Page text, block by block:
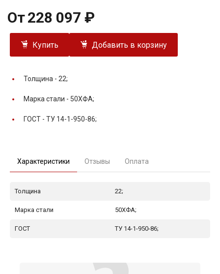
От228 097 ₽
Купить Добавить в корзину
Толщина - 22;
Марка стали - 50ХФА;
ГОСТ - ТУ 14-1-950-86;
Характеристики Отзывы Оплата
Толщина 22;
Марка стали 50ХФА;
ГОСТ ТУ 14-1-950-86;